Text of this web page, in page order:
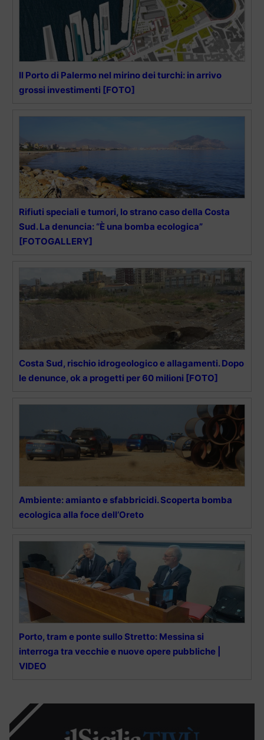
Il Porto di Palermo nel mirino dei turchi: in arrivo
grossi investimenti [FOTO]
Rifiuti speciali e tumori, lo strano caso della Costa
Sud. La denuncia: “È una bomba ecologica”
[FOTOGALLERY]
Costa Sud, rischio idrogeologico e allagamenti. Dopo
le denunce, ok a progetti per 60 milioni [FOTO]
Ambiente: amianto e sfabbricidi. Scoperta bomba
ecologica alla foce dell’Oreto
Porto, tram e ponte sullo Stretto: Messina si
interroga tra vecchie e nuove opere pubbliche |
VIDEO